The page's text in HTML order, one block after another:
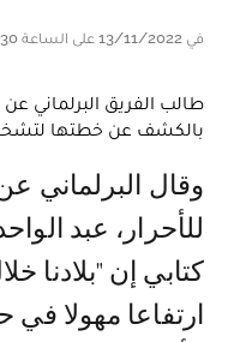
في 13/11/2022 على الساعة 07:30
طالب الفريق البرلماني
بالكشف عن خطتها
وقال البرلماني عن حزب التجمع الوطني
للأحرار، عبد
كتابي إن "بلادنا
ارتفاعا مهولا في